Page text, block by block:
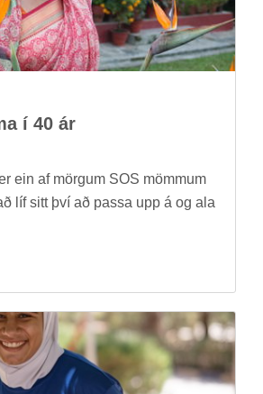
í 40 ár
ein af mörg­um SOS mömm­um
líf sitt því að passa upp á og ala